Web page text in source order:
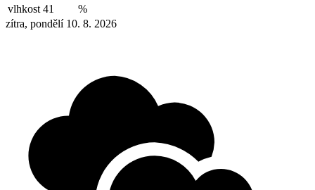
vlhkost 41
%
zítra, pondělí 10. 8. 2026